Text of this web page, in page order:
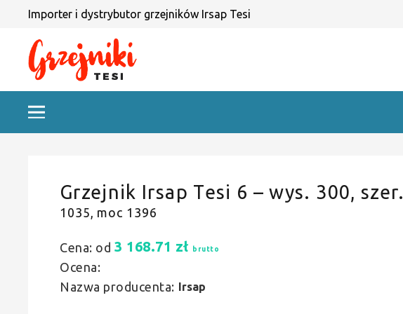
Importer i dystrybutor grzejników Irsap Tesi
Grzejnik Irsap Tesi 6 – wys. 300, szer.
1035, moc 1396
Cena: od 3 168.71 zł brutto
Ocena:
Nazwa producenta: Irsap